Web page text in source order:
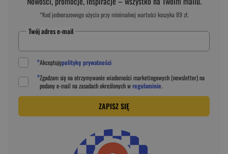
*Kod jednorazowego użycia przy minimalnej wartości koszyka 89 zł.
Twój adres e-mail
*Akceptujępolitykę prywatności
*Zgadzam się na otrzymywanie wiadomości marketingowych (newsletter) na
podanye-mail na zasadach określonych wregulaminie.
ZAPISZ SIĘ